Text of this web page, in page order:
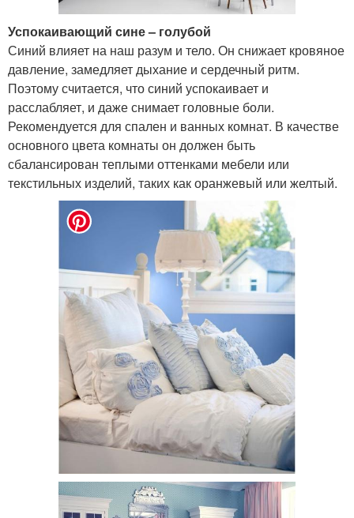
Успокаивающий сине – голубой
Синий влияет на наш разум и тело. Он снижает кровяное
давление, замедляет дыхание и сердечный ритм.
Поэтому считается, что синий успокаивает и
расслабляет, и даже снимает головные боли.
Рекомендуется для спален и ванных комнат. В качестве
основного цвета комнаты он должен быть
сбалансирован теплыми оттенками мебели или
текстильных изделий, таких как оранжевый или желтый.